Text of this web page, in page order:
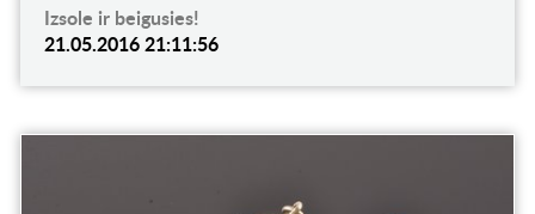
Izsole ir beigusies!
21.05.2016 21:11:56